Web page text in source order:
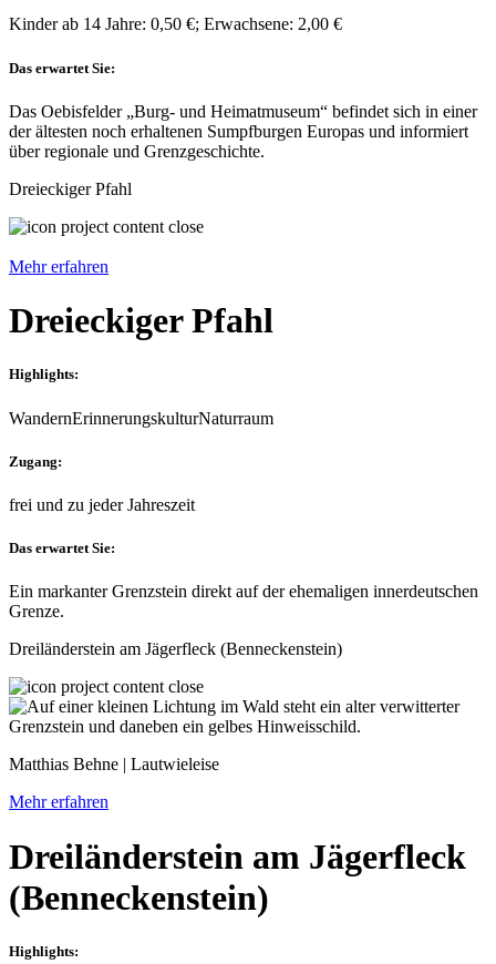
Kinder ab 14 Jahre: 0,50 €; Erwachsene: 2,00 €
Das erwartet Sie:
Das Oebisfelder „Burg- und Heimatmuseum“ befindet sich in einer
der ältesten noch erhaltenen Sumpfburgen Europas und informiert
über regionale und Grenzgeschichte.
Dreieckiger Pfahl
Mehr erfahren
Dreieckiger Pfahl
Highlights:
WandernErinnerungskulturNaturraum
Zugang:
frei und zu jeder Jahreszeit
Das erwartet Sie:
Ein markanter Grenzstein direkt auf der ehemaligen innerdeutschen
Grenze.
Dreiländerstein am Jägerfleck (Benneckenstein)
Matthias Behne | Lautwieleise
Mehr erfahren
Dreiländerstein am Jägerfleck
(Benneckenstein)
Highlights: